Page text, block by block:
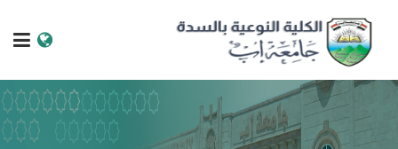
الرئيسية